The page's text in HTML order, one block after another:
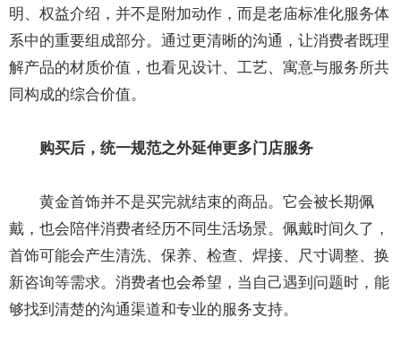
明、权益介绍，并不是附加动作，而是老庙标准化服务体
系中的重要组成部分。通过更清晰的沟通，让消费者既理
解产品的材质价值，也看见设计、工艺、寓意与服务所共
同构成的综合价值。
购买后，统一规范之外延伸更多门店服务
黄金首饰并不是买完就结束的商品。它会被长期佩
戴，也会陪伴消费者经历不同生活场景。佩戴时间久了，
首饰可能会产生清洗、保养、检查、焊接、尺寸调整、换
新咨询等需求。消费者也会希望，当自己遇到问题时，能
够找到清楚的沟通渠道和专业的服务支持。